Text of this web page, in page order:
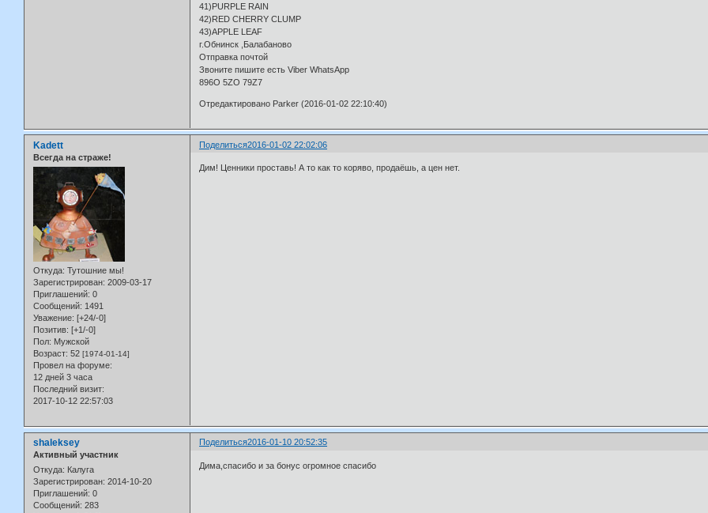
41)PURPLE RAIN
42)RED CHERRY CLUMP
43)APPLE LEAF
г.Обнинск ,Балабаново
Отправка почтой
Звоните пишите есть Viber WhatsApp
896O 5ZO 79Z7
Отредактировано Parker (2016-01-02 22:10:40)
Поделиться2016-01-02 22:02:06
Kadett
Всегда на страже!
Откуда: Тутошние мы!
Зарегистрирован: 2009-03-17
Приглашений: 0
Сообщений: 1491
Уважение: [+24/-0]
Позитив: [+1/-0]
Пол: Мужской
Возраст: 52 [1974-01-14]
Провел на форуме:
12 дней 3 часа
Последний визит:
2017-10-12 22:57:03
Дим! Ценники проставь! А то как то коряво, продаёшь, а цен нет.
Поделиться2016-01-10 20:52:35
shaleksey
Активный участник
Откуда: Калуга
Зарегистрирован: 2014-10-20
Приглашений: 0
Сообщений: 283
Дима,спасибо и за бонус огромное спасибо